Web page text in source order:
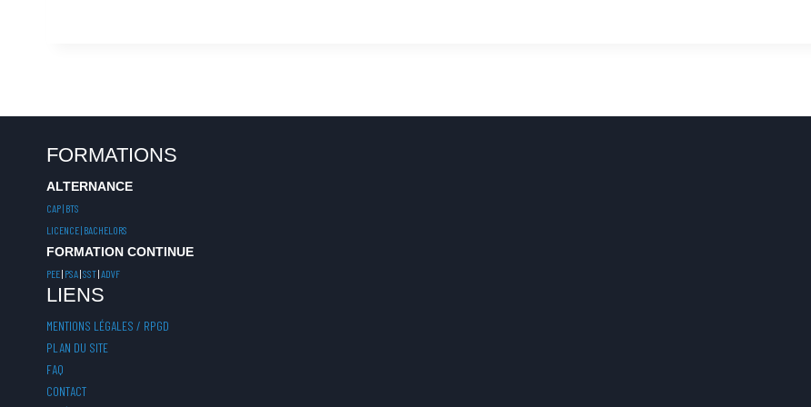
FORMATIONS
ALTERNANCE
CAP | BTS
LICENCE | BACHELORS
FORMATION CONTINUE
PEE| PSA|SST|ADVF
LIENS
MENTIONS LÉGALES / RPGD
PLAN DU SITE
FAQ
CONTACT